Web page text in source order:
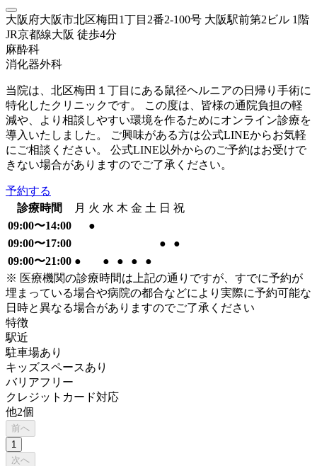
大阪府大阪市北区梅田1丁目2番2-100号 大阪駅前第2ビル 1階
JR京都線大阪 徒歩4分
麻酔科
消化器外科
当院は、北区梅田１丁目にある鼠径ヘルニアの日帰り手術に
特化したクリニックです。 この度は、皆様の通院負担の軽
減や、より相談しやすい環境を作るためにオンライン診療を
導入いたしました。 ご興味がある方は公式LINEからお気軽
にご相談ください。 公式LINE以外からのご予約はお受けで
きない場合がありますのでご了承ください。
予約する
診療時間
月 火 水 木 金 土 日 祝
09:00〜14:00
●
09:00〜17:00
●
●
09:00〜21:00 ● ● ● ●
●
※ 医療機関の診療時間は上記の通りですが、すでに予約が
埋まっている場合や病院の都合などにより実際に予約可能な
日時と異なる場合がありますのでご了承ください
特徴
駅近
駐車場あり
キッズスペースあり
バリアフリー
クレジットカード対応
他2個
前へ
1
次へ